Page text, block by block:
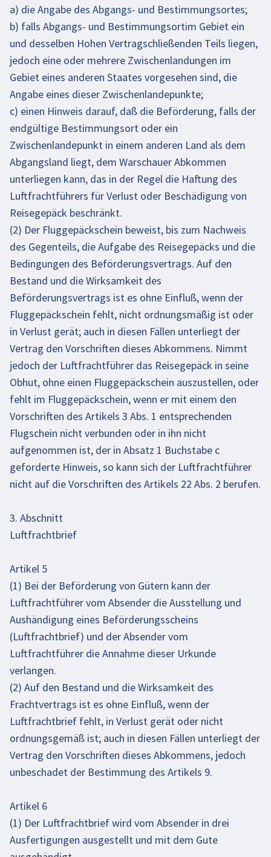
a) die Angabe des Abgangs- und Bestimmungsortes;
b) falls Abgangs- und Bestimmungsortim Gebiet ein
und desselben Hohen Vertragschließenden Teils liegen,
jedoch eine oder mehrere Zwischenlandungen im
Gebiet eines anderen Staates vorgesehen sind, die
Angabe eines dieser Zwischenlandepunkte;
c) einen Hinweis darauf, daß die Beförderung, falls der
endgültige Bestimmungsort oder ein
Zwischenlandepunkt in einem anderen Land als dem
Abgangsland liegt, dem Warschauer Abkommen
unterliegen kann, das in der Regel die Haftung des
Luftfrachtführers für Verlust oder Beschädigung von
Reisegepäck beschränkt.
(2) Der Fluggepäckschein beweist, bis zum Nachweis
des Gegenteils, die Aufgabe des Reisegepäcks und die
Bedingungen des Beförderungsvertrags. Auf den
Bestand und die Wirksamkeit des
Beförderungsvertrags ist es ohne Einfluß, wenn der
Fluggepäckschein fehlt, nicht ordnungsmäßig ist oder
in Verlust gerät; auch in diesen Fällen unterliegt der
Vertrag den Vorschriften dieses Abkommens. Nimmt
jedoch der Luftfrachtführer das Reisegepäck in seine
Obhut, ohne einen Fluggepäckschein auszustellen, oder
fehlt im Fluggepäckschein, wenn er mit einem den
Vorschriften des Artikels 3 Abs. 1 entsprechenden
Flugschein nicht verbunden oder in ihn nicht
aufgenommen ist, der in Absatz 1 Buchstabe c
geforderte Hinweis, so kann sich der Luftfrachtführer
nicht auf die Vorschriften des Artikels 22 Abs. 2 berufen.
3. Abschnitt
Luftfrachtbrief
Artikel 5
(1) Bei der Beförderung von Gütern kann der
Luftfrachtführer vom Absender die Ausstellung und
Aushändigung eines Beförderungsscheins
(Luftfrachtbrief) und der Absender vom
Luftfrachtführer die Annahme dieser Urkunde
verlangen.
(2) Auf den Bestand und die Wirksamkeit des
Frachtvertrags ist es ohne Einfluß, wenn der
Luftfrachtbrief fehlt, in Verlust gerät oder nicht
ordnungsgemäß ist; auch in diesen Fällen unterliegt der
Vertrag den Vorschriften dieses Abkommens, jedoch
unbeschadet der Bestimmung des Artikels 9.
Artikel 6
(1) Der Luftfrachtbrief wird vom Absender in drei
Ausfertigungen ausgestellt und mit dem Gute